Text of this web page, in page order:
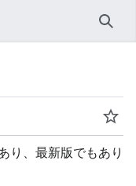
検索
ウ
り、最新版でもあり